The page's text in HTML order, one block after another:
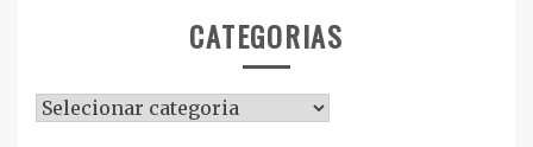
CATEGORIAS
Categorias